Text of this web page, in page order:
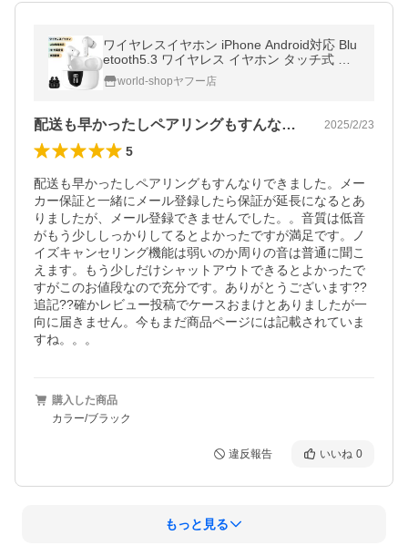
ワイヤレスイヤホン iPhone Android対応 Blu
etooth5.3 ワイヤレス イヤホン タッチ式 高
音質 両耳 通話 IPX7 自動ペア 電池残量表示
敬老の日
world-shopヤフー店
配送も早かったしペアリングもすんなりで… 2025/2/23
5
配送も早かったしペアリングもすんなりできました。メー
カー保証と一緒にメール登録したら保証が延長になるとあ
りましたが、メール登録できませんでした。。音質は低音
がもう少ししっかりしてるとよかったですが満足です。ノ
イズキャンセリング機能は弱いのか周りの音は普通に聞こ
えます。もう少しだけシャットアウトできるとよかったで
すがこのお値段なので充分です。ありがとうございます??
追記??確かレビュー投稿でケースおまけとありましたが一
向に届きません。今もまだ商品ページには記載されていま
すね。。。
購入した商品
カラー/ブラック
違反報告 いいね 0
もっと見る